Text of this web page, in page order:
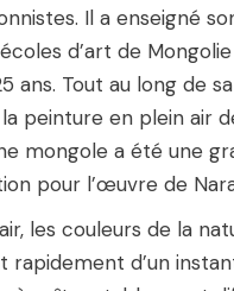
Il a enseigné
d’art de
ans. Tout au long de
peinture en plein air
mongole a été une
pour l’œuvre de
les couleurs de la
rapidement d’un